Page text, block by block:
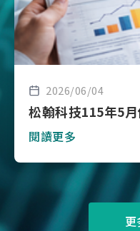
2026/06/04
松翰科技115年5
閱讀更多